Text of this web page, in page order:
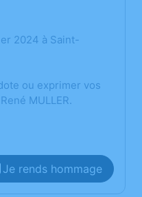
2024 à Saint-
ou exprimer vos
MULLER.
Je rends hommage